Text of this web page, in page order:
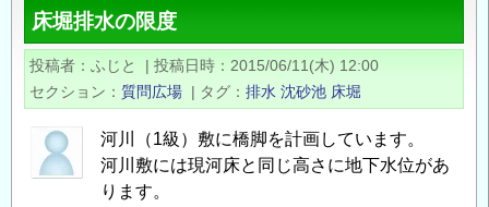
ず
床堀排水の限度
投稿者 ふじと | 投稿日時
2015/06/11(木) 12:00
セクション
質問広場 | タグ 排水 沈砂池 床堀
河川（1級）敷に橋脚を計画しています。
河川敷には現河床と同じ高さに地下水位があ
ります。